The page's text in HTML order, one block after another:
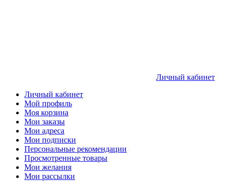
Личный кабинет
Личный кабинет
Мой профиль
Моя корзина
Мои заказы
Мои адреса
Мои подписки
Персональные рекомендации
Просмотренные товары
Мои желания
Мои рассылки